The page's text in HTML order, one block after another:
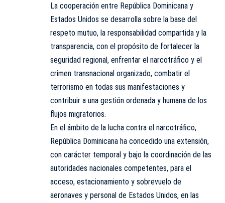
La cooperación entre República Dominicana y
Estados Unidos se desarrolla sobre la base del
respeto mutuo, la responsabilidad compartida y la
transparencia, con el propósito de fortalecer la
seguridad regional, enfrentar el narcotráfico y el
crimen transnacional organizado, combatir el
terrorismo en todas sus manifestaciones y
contribuir a una gestión ordenada y humana de los
flujos migratorios.
En el ámbito de la lucha contra el narcotráfico,
República Dominicana ha concedido una extensión,
con carácter temporal y bajo la coordinación de las
autoridades nacionales competentes, para el
acceso, estacionamiento y sobrevuelo de
aeronaves y personal de Estados Unidos, en las